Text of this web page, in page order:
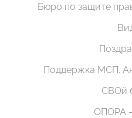
Бюро по защите
Поддержка МСП.
СВОй
ОПОРА